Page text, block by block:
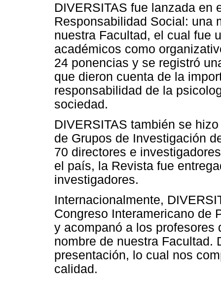
DIVERSITAS fue lanzada en
Responsabilidad Social: una
nuestra Facultad, el cual fue
académicos como
24 ponencias y se registró
que dieron cuenta de la
responsabilidad de la
sociedad.
DIVERSITAS también se
de Grupos de Investigación
70 directores e
el país, la Revista fue
investigadores.
Internacionalmente,
Congreso Interamericano de
y acompanó a los profesores
nombre de nuestra Facultad.
presentación, lo cual nos
calidad.